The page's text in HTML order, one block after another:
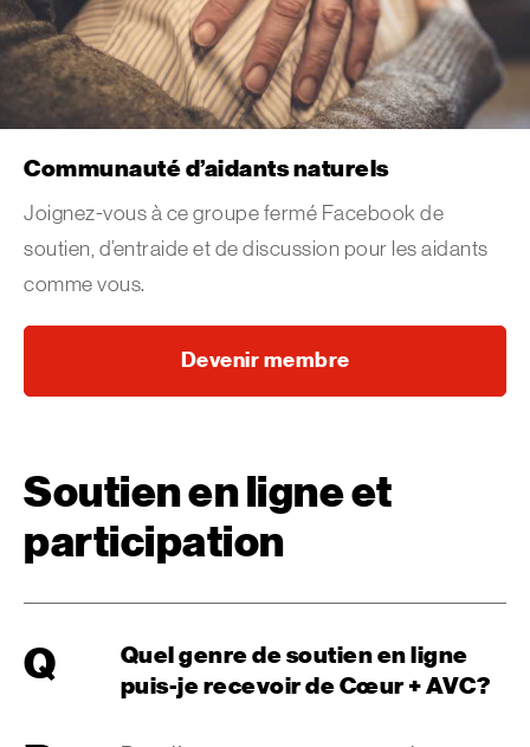
Communauté d’aidants naturels
Joignez-vous à ce groupe fermé Facebook de
soutien, d’entraide et de discussion pour les aidants
comme vous.
Devenir membre
Soutien en ligne et
participation
Q
Quel genre de soutien en ligne
puis-je recevoir de Cœur + AVC?